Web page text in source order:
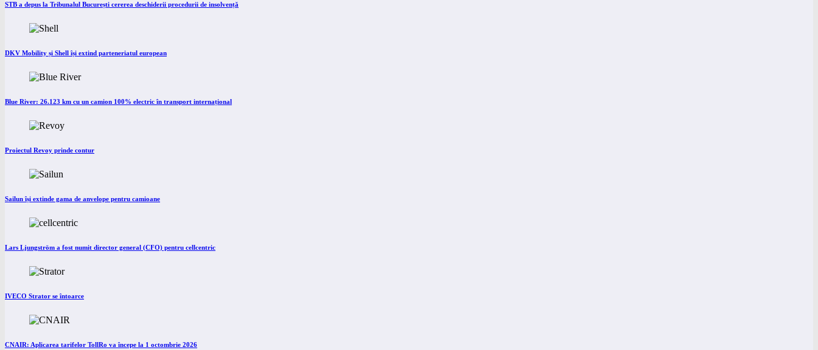
STB a depus la Tribunalul București cererea deschiderii procedurii de insolvență
DKV Mobility și Shell își extind parteneriatul european
Blue River: 26.123 km cu un camion 100% electric în transport internațional
Proiectul Revoy prinde contur
Sailun își extinde gama de anvelope pentru camioane
Lars Ljungström a fost numit director general (CFO) pentru cellcentric
IVECO Strator se întoarce
CNAIR: Aplicarea tarifelor TollRo va începe la 1 octombrie 2026